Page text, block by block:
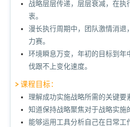
战略层层传递，层层衰减，在执
衷。
漫长执行周期中，团队激情消退
力赛。
环境瞬息万变，年初的目标到年
伐跟不上变化速度。
课程目标：
理解成功实施战略所需的关键要
知道保持战略聚焦对于战略实施
能够运用工具分析自己在日常工